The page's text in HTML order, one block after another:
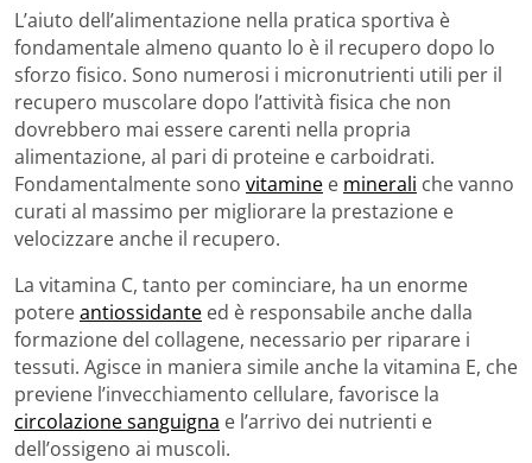
L’aiuto dell’alimentazione nella pratica sportiva è
fondamentale almeno quanto lo è il recupero dopo lo
sforzo fisico. Sono numerosi i micronutrienti utili per il
recupero muscolare dopo l’attività fisica che non
dovrebbero mai essere carenti nella propria
alimentazione, al pari di proteine e carboidrati.
Fondamentalmente sono vitamine e minerali che vanno
curati al massimo per migliorare la prestazione e
velocizzare anche il recupero.
La vitamina C, tanto per cominciare, ha un enorme
potereantiossidante ed è responsabile anche dalla
formazione del collagene, necessario per riparare i
tessuti. Agisce in maniera simile anche la vitamina E, che
previene l’invecchiamento cellulare, favorisce la
circolazione sanguigna e l’arrivo dei nutrienti e
dell’ossigeno ai muscoli.